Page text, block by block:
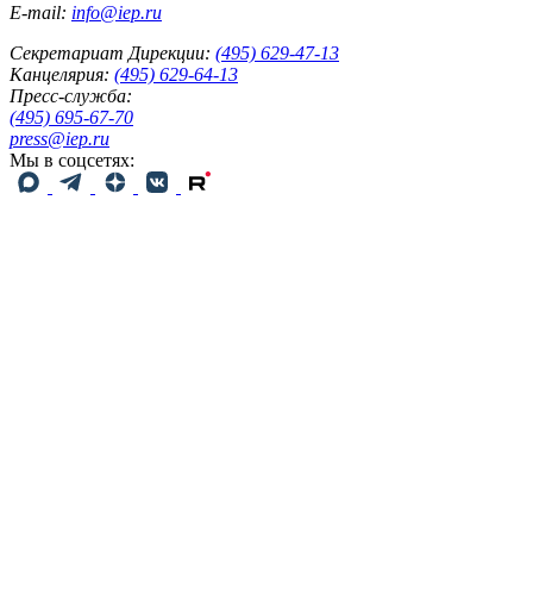
E-mail: info@iep.ru
Секретариат Дирекции: (495) 629-47-13
Канцелярия: (495) 629-64-13
Пресс-служба:
(495) 695-67-70
press@iep.ru
Мы в соцсетях: